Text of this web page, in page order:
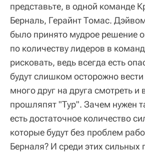
представьте, в одной команде
Берналь, Герайнт Томас.
было принято мудрое решение
по количеству лидеров в
рисковать, ведь всегда есть
будут слишком осторожно
много друг на друга смотреть и
прошляпят "Тур". Зачем нужен
есть достаточное количество
которые будут без проблем
Берналя? И среди этих